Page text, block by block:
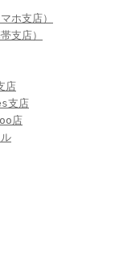
ホ支店）
支店）
店
支店
店